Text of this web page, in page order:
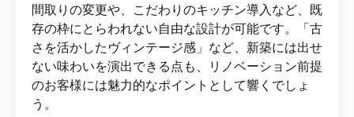
間取りの変更や、こだわりのキッチン導入など、既
存の枠にとらわれない自由な設計が可能です。「古
さを活かしたヴィンテージ感」など、新築には出せ
ない味わいを演出できる点も、リノベーション前提
のお客様には魅力的なポイントとして響くでしょ
う。